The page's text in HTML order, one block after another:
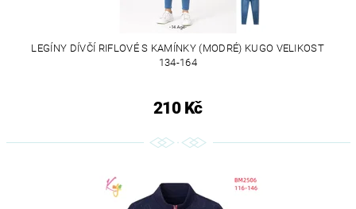
LEGÍNY DÍVČÍ RIFLOVÉ S KAMÍNKY (MODRÉ) KUGO VELIKOST
134-164
210 Kč